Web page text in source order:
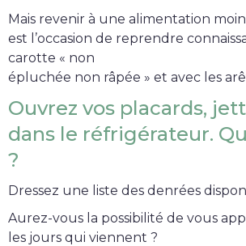
Mais revenir à une alimentation
est l’occasion de reprendre
carotte « non
épluchée non râpée » et avec les
Ouvrez vos placards,
dans le réfrigérateur.
?
Dressez une liste des denrées
Aurez-vous la possibilité de vous
les jours qui viennent ?